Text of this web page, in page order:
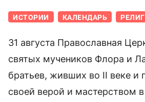
ИСТОРИИ КАЛЕНДАРЬ
31 августа Православная
святых мучеников Флора и
братьев, живших во II веке и
своей верой и мастерством